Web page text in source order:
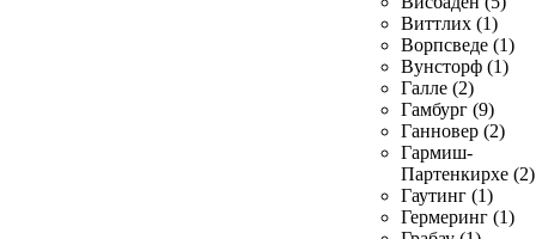
Виттлих (1)
Ворпсведе (1)
Вунсторф (1)
Галле (2)
Гамбург (9)
Ганновер (2)
Гармиш-
Партенкирхе (2)
Гаутинг (1)
Гермеринг (1)